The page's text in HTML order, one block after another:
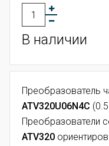
В наличии
Преобразователь
ATV320U06N4C
Преобразователи
ATV320